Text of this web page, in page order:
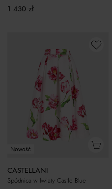
1 430 zł
Nowość
CASTELLANI
Spódnica w kwiaty Castle Blue